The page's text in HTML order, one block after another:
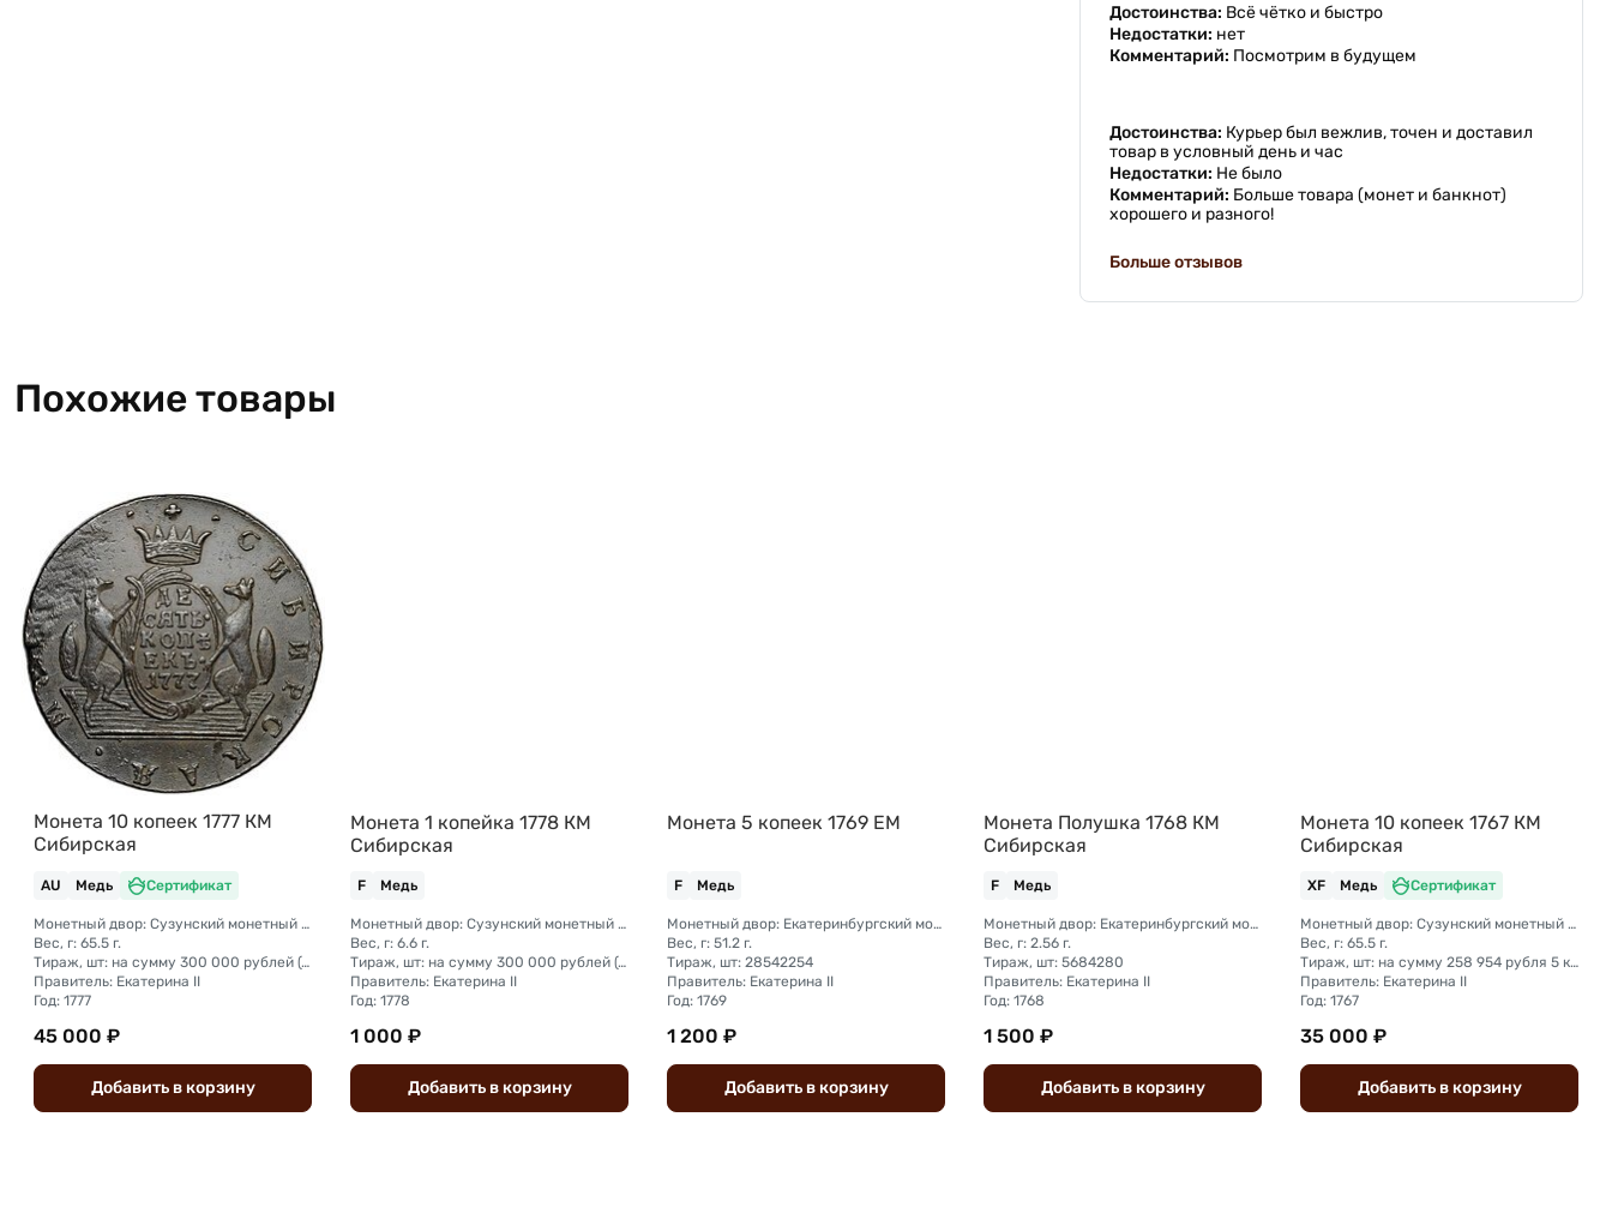
Достоинства: Всё чётко и быстро
Недостатки: нет
Комментарий: Посмотрим в будущем
Достоинства: Курьер был вежлив, точен и доставил
товар в условный день и час
Недостатки: Не было
Комментарий: Больше товара (монет и банкнот)
хорошего и разного!
Больше отзывов
Похожие товары
Монета 10 копеек 1777 КМ
Сибирская
AU Медь Сертификат
Монетный двор: Сузунский монетный двор (Сибирь)
Вес, г: 65.5 г.
Тираж, шт: на сумму 300 000 рублей (сумма 10 копеек + 5 копеек +2 копейки + 1 копейка + денга + полушка)
Правитель: Екатерина II
Год: 1777
45 000 ₽
Добавить вкорзину
Монета 1 копейка 1778 КМ
Сибирская
F Медь
Монетный двор: Сузунский монетный двор (Сибирь)
Вес, г: 6.6 г.
Тираж, шт: на сумму 300 000 рублей (сумма 10 копеек + 5 копеек +2 копейки + 1 копейка + денга + полушка)
Правитель: Екатерина II
Год: 1778
1 000 ₽
Добавить вкорзину
Монета 5 копеек 1769 ЕМ
F Медь
Монетный двор: Екатеринбургский монетный двор
Вес, г: 51.2 г.
Тираж, шт: 28542254
Правитель: Екатерина II
Год: 1769
1 200 ₽
Добавить вкорзину
Монета Полушка 1768 КМ
Сибирская
F Медь
Монетный двор: Екатеринбургский монетный двор
Вес, г: 2.56 г.
Тираж, шт: 5684280
Правитель: Екатерина II
Год: 1768
1 500 ₽
Добавить вкорзину
Монета 10 копеек 1767 КМ
Сибирская
XF Медь Сертификат
Монетный двор: Сузунский монетный двор (Сибирь)
Вес, г: 65.5 г.
Тираж, шт: на сумму 258 954 рубля 5 копеек (сумма 10 копеек + 5 копеек +2 копейки + 1 копейка + денга + полушка)
Правитель: Екатерина II
Год: 1767
35 000 ₽
Добавить вкорзину